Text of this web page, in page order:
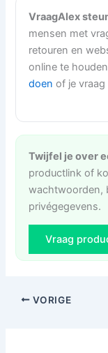
VraagAlex
mensen met
retouren en
online te
doen of je
Twijfel je over
productlink of
wachtwoorden,
privégegevens.
Vraag
VORIGE